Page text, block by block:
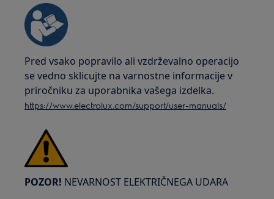
Pred vsako popravilo ali vzdrževalno operacijo
se vedno sklicujte na varnostne informacije v
priročniku za uporabnika vašega izdelka.
https://www.electrolux.com/support/user-manuals/
POZOR! NEVARNOST ELEKTRIČNEGA UDARA